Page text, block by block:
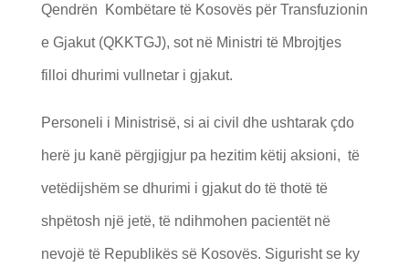
Qendrën Kombëtare të Kosovës për Transfuzionin
e Gjakut (QKKTGJ), sot në Ministri të Mbrojtjes
filloi dhurimi vullnetar i gjakut.
Personeli i Ministrisë, si ai civil dhe ushtarak çdo
herë ju kanë përgjigjur pa hezitim këtij aksioni, të
vetëdijshëm se dhurimi i gjakut do të thotë të
shpëtosh një jetë, të ndihmohen pacientët në
nevojë të Republikës së Kosovës. Sigurisht se ky